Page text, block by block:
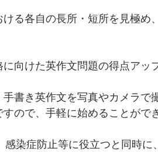
る各自の長所・短所を見極め
向けた英作文問題の得点アッ
書き英作文を写真やカメラで
ので、手軽に始めることがで
染症防止等に役立つと同時に